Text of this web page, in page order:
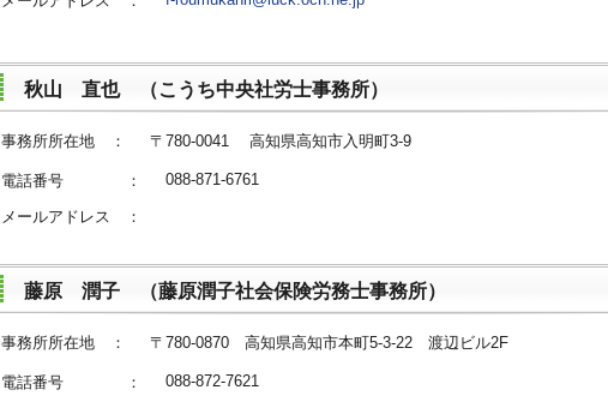
秋山 直也 （こうち中央社労士事務所）
事務所所在地 ： 〒780-0041 高知県高知市入明町3-9
電話番号 ： 088-871-6761
メールアドレス ：
藤原 潤子 （藤原潤子社会保険労務士事務所）
事務所所在地 ： 〒780-0870 高知県高知市本町5-3-22 渡辺ビル2F
電話番号 ： 088-872-7621